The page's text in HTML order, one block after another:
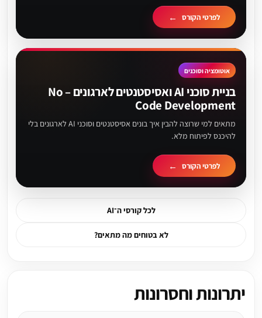
לפרטי הקורס
אוטומציה וסוכנים
בניית סוכני AI ואסיסטנטים לארגונים – No
Code Development
מתאים למי שרוצה להבין איך בונים אסיסטנטים וסוכני AI לארגונים בלי
להיכנס לפיתוח מלא.
לפרטי הקורס
לכל קורסי ה־AI
לא בטוחים מה מתאים?
יתרונות וחסרונות